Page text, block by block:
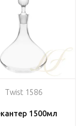
Twist 1586
1500мл